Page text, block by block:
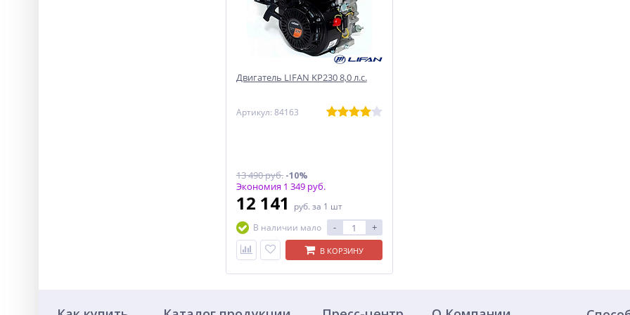
Двигатель LIFAN KP230 8,0 л.с.
Артикул: 84163
13 490 руб.-10%
Экономия 1 349 руб.
12 141 руб. за 1 шт
В наличии мало
- +
В КОРЗИНУ